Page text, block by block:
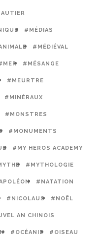
#MÉDIAS
#MÉDIÉVAL
#MÉSANGE
#MEURTRE
#MINÉRAUX
#MONSTRES
#MONUMENTS
#MY HEROS ACADEMY
#MYTHOLOGIE
#NATATION
#NICOLAUS #NOËL
AN CHINOIS
#OCÉANIE #OISEAU